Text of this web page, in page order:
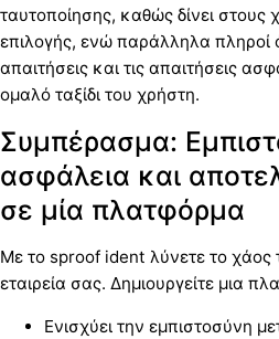
ταυτοποίησης, καθώς δίνει στους
επιλογής, ενώ παράλληλα πληροί
απαιτήσεις και τις απαιτήσεις
ομαλό ταξίδι του χρήστη.
Συμπέρασμα:
ασφάλεια και
σε μία πλατφόρμα
Με το sproof ident λύνετε το χάος
εταιρεία σας. Δημιουργείτε μια
Ενισχύει την εμπιστοσύνη